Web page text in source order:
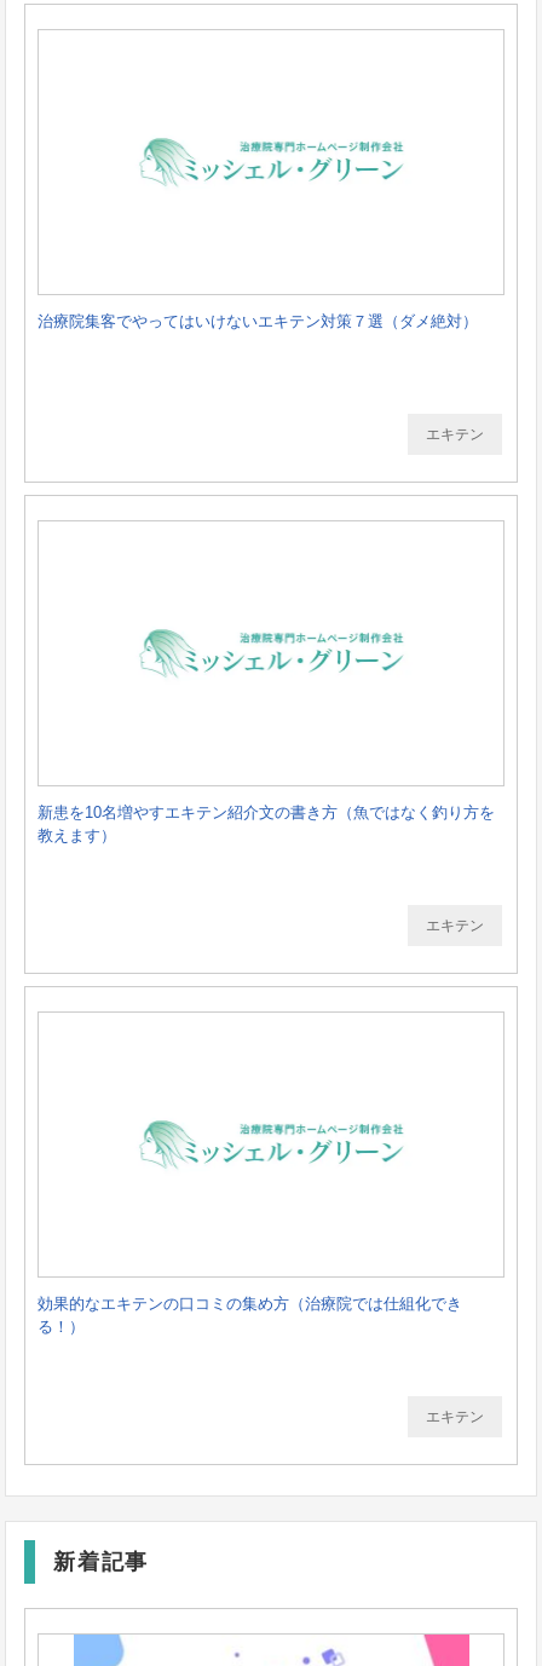
治療院集客でやってはいけないエキテン対策７選（ダメ絶対）
エキテン
新患を10名増やすエキテン紹介文の書き方（魚ではなく釣り方を
教えます）
エキテン
効果的なエキテンの口コミの集め方（治療院では仕組化でき
る！）
エキテン
新着記事